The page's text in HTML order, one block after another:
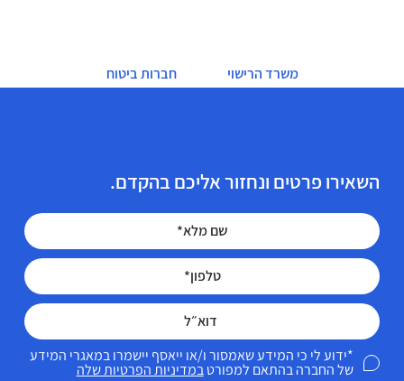
חברות ביטוח משרד הרישוי
השאירו פרטים ונחזור אליכם בהקדם.
*ידוע לי כי המידע שאמסור ו/או ייאסף יישמרו במאגרי המידע
של החברה בהתאם למפורטבמדיניות הפרטיות שלה